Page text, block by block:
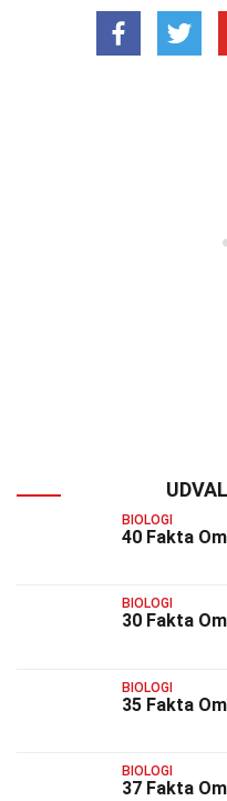
BIOLOGI
40 Fakta
BIOLOGI
30 Fakta
BIOLOGI
35 Fakta
BIOLOGI
37 Fakta